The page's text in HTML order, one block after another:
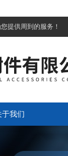
提供周到的服务！
于我们